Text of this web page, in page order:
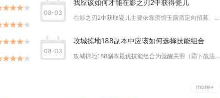
08-03
我应该如何才能在影之刃2中获得瓷儿
在影之刃2中获取瓷儿主要依靠酒馆玉露酒定向招募、碎片兑换商城...
08-03
攻城掠地188副本中应该如何选择技能组合
攻城掠地188副本最优技能组合为觉醒关羽（霸下战法）、曹操（...
more+